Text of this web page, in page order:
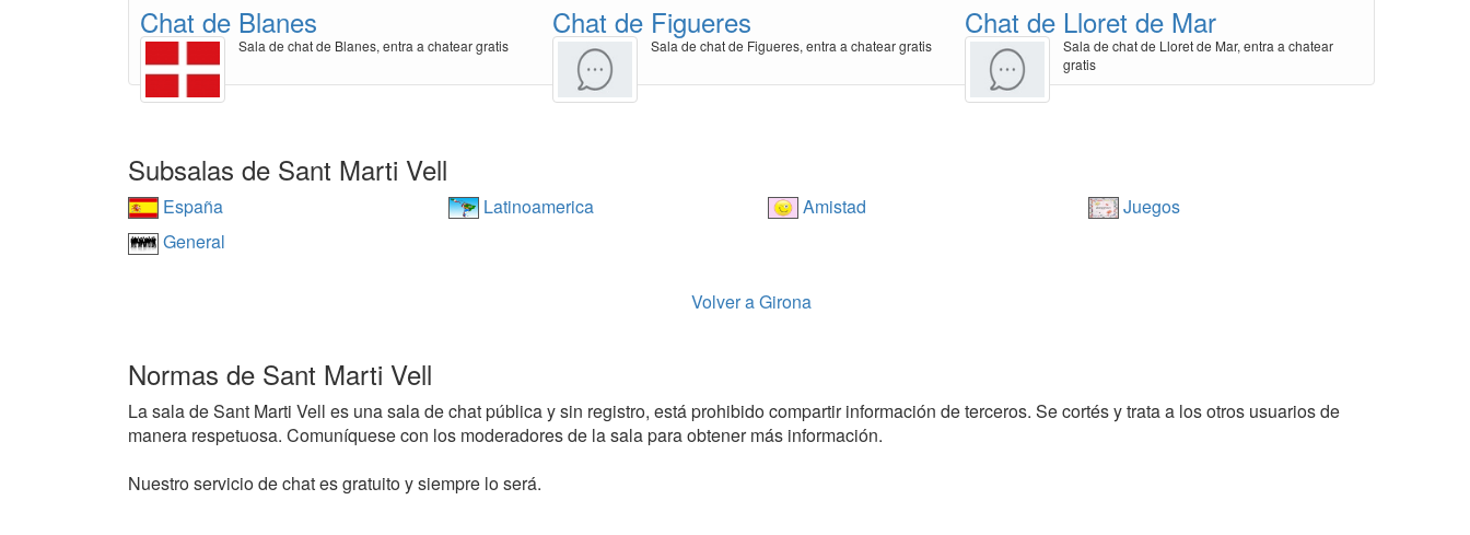
Chat de Blanes
Sala de chat de Blanes, entra a chatear gratis
Chat de Figueres
Sala de chat de Figueres, entra a chatear gratis
Chat de Lloret de Mar
Sala de chat de Lloret de Mar, entra a chatear
gratis
Subsalas de Sant Marti Vell
España Latinoamerica Amistad
Juegos
General
Volver a Girona
Normas de Sant Marti Vell
La sala de Sant Marti Vell es una sala de chat pública y sin registro, está prohibido compartir información de terceros. Se cortés y trata a los otros usuarios de
manera respetuosa. Comuníquese con los moderadores de la sala para obtener más información.
Nuestro servicio de chat es gratuito y siempre lo será.